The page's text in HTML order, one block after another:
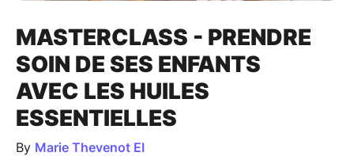
MASTERCLASS - PRENDRE
SOIN DE SES ENFANTS
AVEC LES HUILES
ESSENTIELLES
By Marie Thevenot EI